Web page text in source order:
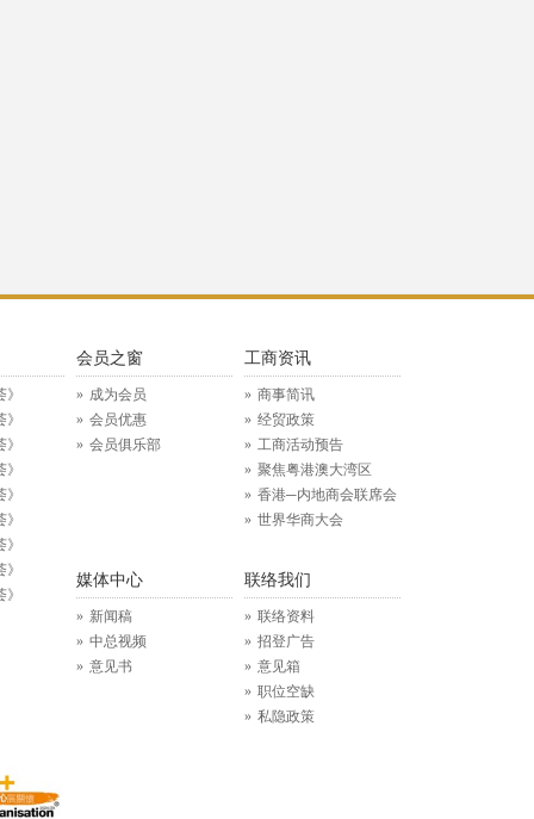
会员之窗
成为会员
会员优惠
会员俱乐部
工商资讯
商事简讯
经贸政策
工商活动预告
聚焦粤港澳大湾区
香港─内地商会联席会
世界华商大会
媒体中心
新闻稿
中总视频
意见书
联络我们
联络资料
招登广告
意见箱
职位空缺
私隐政策